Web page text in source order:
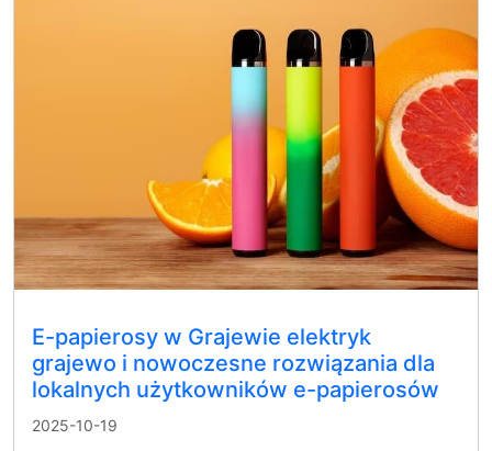
E-papierosy w Grajewie elektryk
grajewo i nowoczesne rozwiązania dla
lokalnych użytkowników e-papierosów
2025-10-19